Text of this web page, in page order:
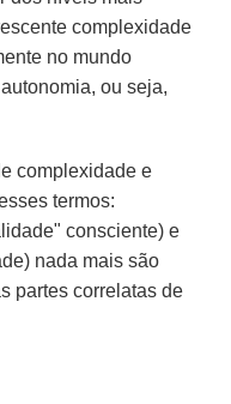
complexidade
no mundo
ou seja,
complexidade e
termos:
consciente) e
nada mais são
partes correlatas de